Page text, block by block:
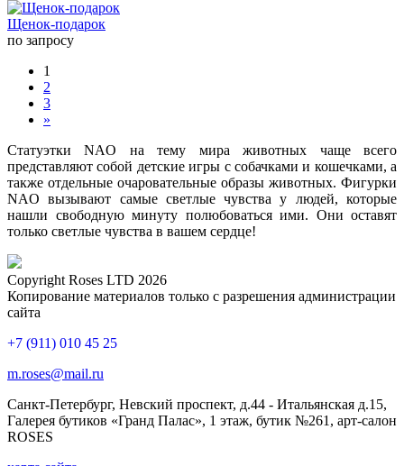
Щенок-подарок
по запросу
1
2
3
»
Статуэтки NAO на тему мира животных чаще всего
представляют собой детские игры с собачками и кошечками, а
также отдельные очаровательные образы животных. Фигурки
NAO вызывают самые светлые чувства у людей, которые
нашли свободную минуту полюбоваться ими. Они оставят
только светлые чувства в вашем сердце!
Copyright Roses LTD 2026
Копирование материалов только с разрешения администрации
сайта
+7 (911) 010 45 25
m.roses@mail.ru
Санкт-Петербург, Невский проспект, д.44 - Итальянская д.15,
Галерея бутиков «Гранд Палас», 1 этаж, бутик №261, арт-салон
ROSES